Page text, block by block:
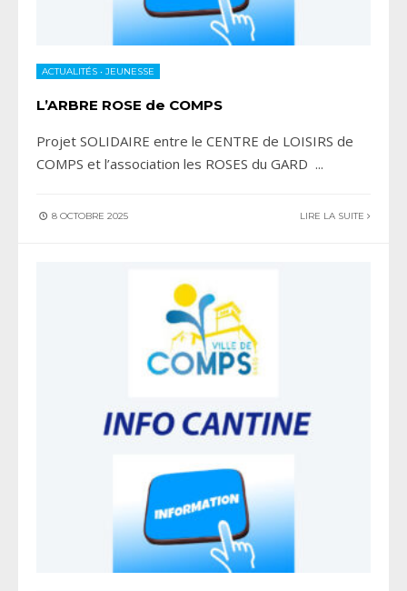
ACTUALITÉS • JEUNESSE
L’ARBRE ROSE de COMPS
Projet SOLIDAIRE entre le CENTRE de LOISIRS de
COMPS et l’association les ROSES du GARD ...
8 OCTOBRE 2025 LIRE LA SUITE